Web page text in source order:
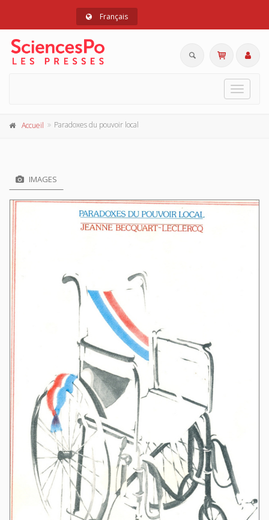
Français
Toggle
Accueil Paradoxes du pouvoir local
IMAGES